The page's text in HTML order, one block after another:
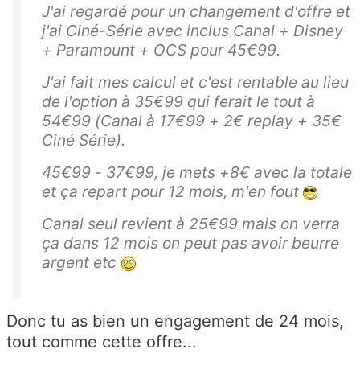
J'ai regardé pour un changement d'offre et
j'ai Ciné-Série avec inclus Canal + Disney
+ Paramount + OCS pour 45€99.
J'ai fait mes calcul et c'est rentable au lieu
de l'option à 35€99 qui ferait le tout à
54€99 (Canal à 17€99 + 2€ replay + 35€
Ciné Série).
45€99 - 37€99, je mets +8€ avec la totale
et ça repart pour 12 mois, m'en fout
Canal seul revient à 25€99 mais on verra
ça dans 12 mois on peut pas avoir beurre
argent etc
Donc tu as bien un engagement de 24 mois,
tout comme cette offre...